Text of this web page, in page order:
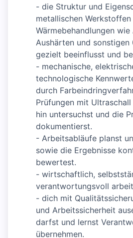
- die Struktur und
metallischen
Wärmebehandlungen wie
Aushärten und sonstigen
gezielt beeinflusst und
- mechanische,
technologische
durch
Prüfungen mit
hin untersuchst und die
dokumentierst.
- Arbeitsabläufe planst
sowie die Ergebnisse
bewertest.
- wirtschaftlich,
verantwortungsvoll
- dich mit
und Arbeitssicherheit
darfst und lernst
übernehmen.